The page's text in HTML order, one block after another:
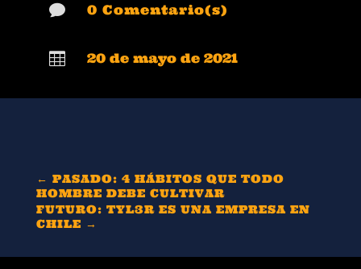
 0 Comentario(s)
 20 de mayo de 2021
← PASADO: 4 HÁBITOS QUE TODO
HOMBRE DEBE CULTIVAR
FUTURO: TYL3R ES UNA EMPRESA EN
CHILE →